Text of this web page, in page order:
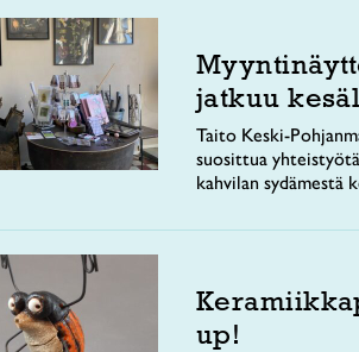
jatkuu
Taito Keski-
suosittua
kahvilan sydämestä
up!